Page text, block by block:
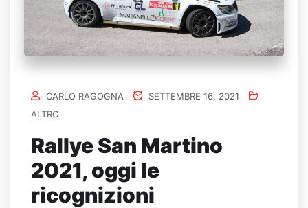
CARLO RAGOGNA
SETTEMBRE 16, 2021
ALTRO
Rallye San Martino
2021, oggi le
ricognizioni